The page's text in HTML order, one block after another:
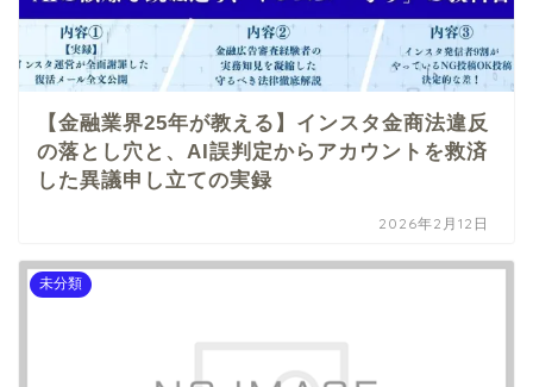
【金融業界25年が教える】インスタ金商法違反
の落とし穴と、AI誤判定からアカウントを救済
した異議申し立ての実録
2026年2月12日
未分類